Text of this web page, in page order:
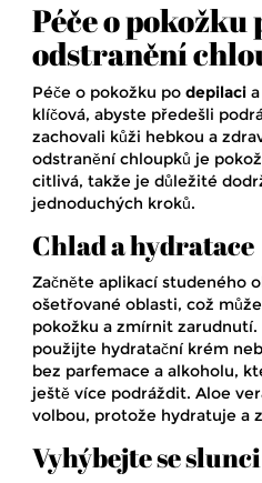
Péče o pokožku
odstranění
Péče o pokožku po depilaci a
klíčová, abyste předešli
zachovali kůži hebkou a
odstranění chloupků je
citlivá, takže je důležité
jednoduchých kroků.
Chlad a hydratace
Začněte aplikací studeného
ošetřované oblasti, což
pokožku a zmírnit zarudnutí.
použijte hydratační krém
bez parfemace a alkoholu,
ještě více podráždit. Aloe
volbou, protože hydratuje a
Vyhýbejte se